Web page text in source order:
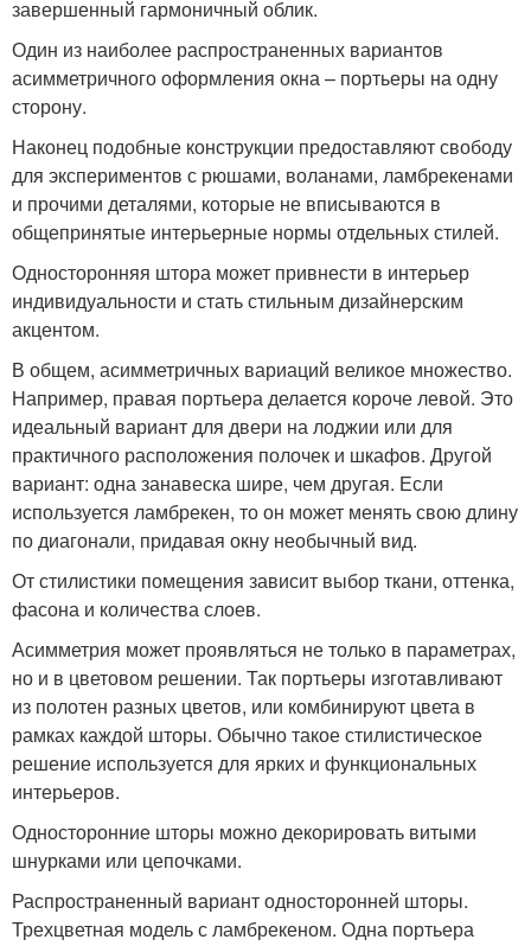
завершенный гармоничный облик.
Один из наиболее распространенных вариантов
асимметричного оформления окна – портьеры на одну
сторону.
Наконец подобные конструкции предоставляют свободу
для экспериментов с рюшами, воланами, ламбрекенами
и прочими деталями, которые не вписываются в
общепринятые интерьерные нормы отдельных стилей.
Односторонняя штора может привнести в интерьер
индивидуальности и стать стильным дизайнерским
акцентом.
В общем, асимметричных вариаций великое множество.
Например, правая портьера делается короче левой. Это
идеальный вариант для двери на лоджии или для
практичного расположения полочек и шкафов. Другой
вариант: одна занавеска шире, чем другая. Если
используется ламбрекен, то он может менять свою длину
по диагонали, придавая окну необычный вид.
От стилистики помещения зависит выбор ткани, оттенка,
фасона и количества слоев.
Асимметрия может проявляться не только в параметрах,
но и в цветовом решении. Так портьеры изготавливают
из полотен разных цветов, или комбинируют цвета в
рамках каждой шторы. Обычно такое стилистическое
решение используется для ярких и функциональных
интерьеров.
Односторонние шторы можно декорировать витыми
шнурками или цепочками.
Распространенный вариант односторонней шторы.
Трехцветная модель с ламбрекеном. Одна портьера